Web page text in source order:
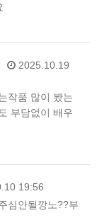
2025.10.19
작품 많이 봤는
부담없이 배우
19:56
심안될깡노??부